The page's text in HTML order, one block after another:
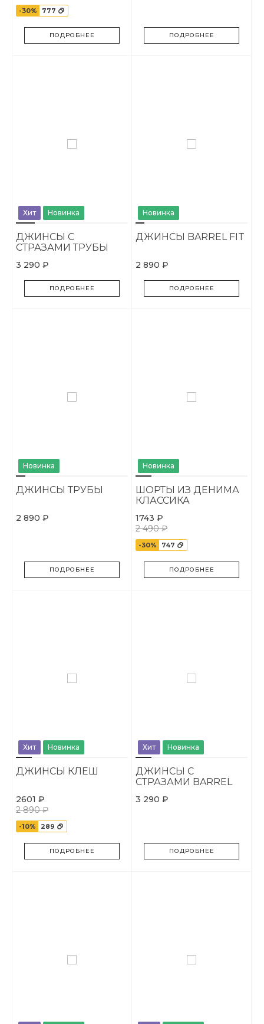
-30% 777
ПОДРОБНЕЕ ПОДРОБНЕЕ
Хит Новинка
ДЖИНСЫ С
СТРАЗАМИ ТРУБЫ
3 290 ₽
ПОДРОБНЕЕ
Новинка
ДЖИНСЫ BARREL FIT
2 890 ₽
ПОДРОБНЕЕ
Новинка
ДЖИНСЫ ТРУБЫ
2 890 ₽
ПОДРОБНЕЕ
Новинка
ШОРТЫ ИЗ ДЕНИМА
КЛАССИКА
1743 ₽
2 490 ₽
-30% 747
ПОДРОБНЕЕ
Хит Новинка
ДЖИНСЫ КЛЕШ
2601 ₽
2 890 ₽
-10% 289
ПОДРОБНЕЕ
Хит Новинка
ДЖИНСЫ С
СТРАЗАМИ BARREL
3 290 ₽
ПОДРОБНЕЕ